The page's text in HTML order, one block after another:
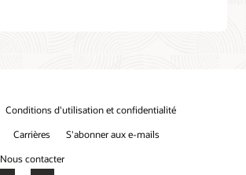
Conditions d'utilisation et confidentialité
Carrières
S'abonner aux e-mails
Nous contacter